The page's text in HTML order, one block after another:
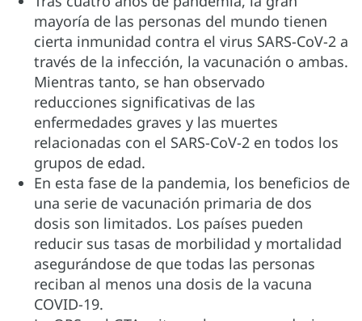
mayoría de las personas del mundo tienen
cierta inmunidad contra el virus SARS-CoV-2 a
través de la infección, la vacunación o ambas.
Mientras tanto, se han observado
reducciones significativas de las
enfermedades graves y las muertes
relacionadas con el SARS-CoV-2 en todos los
grupos de edad.
En esta fase de la pandemia, los beneficios de
una serie de vacunación primaria de dos
dosis son limitados. Los países pueden
reducir sus tasas de morbilidad y mortalidad
asegurándose de que todas las personas
reciban al menos una dosis de la vacuna
COVID-19.